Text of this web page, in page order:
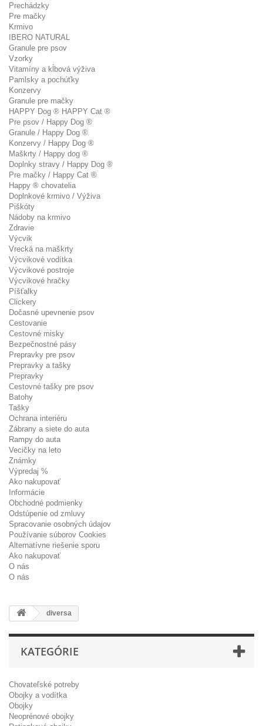
Prechádzky
Pre mačky
Krmivo
IBERO NATURAL
Granule pre psov
Vzorky
Vitamíny a kĺbová výživa
Pamlsky a pochúťky
Konzervy
Granule pre mačky
HAPPY Dog ® HAPPY Cat ®
Pre psov / Happy Dog ®
Granule / Happy Dog ®
Konzervy / Happy Dog ®
Maškrty / Happy dog ®
Doplnky stravy / Happy Dog ®
Pre mačky / Happy Cat ®
Happy ® chovatelia
Doplnkové krmivo / Výživa
Piškóty
Nádoby na krmivo
Zdravie
Výcvik
Vrecká na maškrty
Výcvikové vodítka
Výcvikové postroje
Výcvikové hračky
Píšťalky
Clickery
Dočasné upevnenie psov
Cestovanie
Cestovné misky
Bezpečnostné pásy
Prepravky pre psov
Prepravky a tašky
Prepravky
Cestovné tašky pre psov
Batohy
Tašky
Ochrana interiéru
Zábrany a siete do auta
Rampy do auta
Vecičky na leto
Známky
Výpredaj %
Ako nakupovať
Informácie
Obchodné podmienky
Odstúpenie od zmluvy
Spracovanie osobných údajov
Používanie súborov Cookies
Alternatívne riešenie sporu
Ako nakupovať
O nás
O nás
diversa
KATEGÓRIE
Chovateľské potreby
Obojky a vodítka
Obojky
Neoprénové obojky